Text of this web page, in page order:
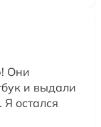
Они
и выдали
остался